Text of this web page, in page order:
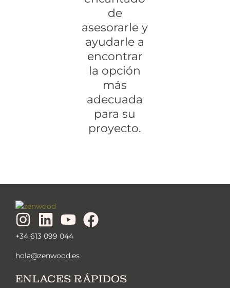
de
asesorarle y
ayudarle a
encontrar
la opción
más
adecuada
para su
proyecto.
+34 613 099 044
hola@zenwood.es
ENLACES RÁPIDOS